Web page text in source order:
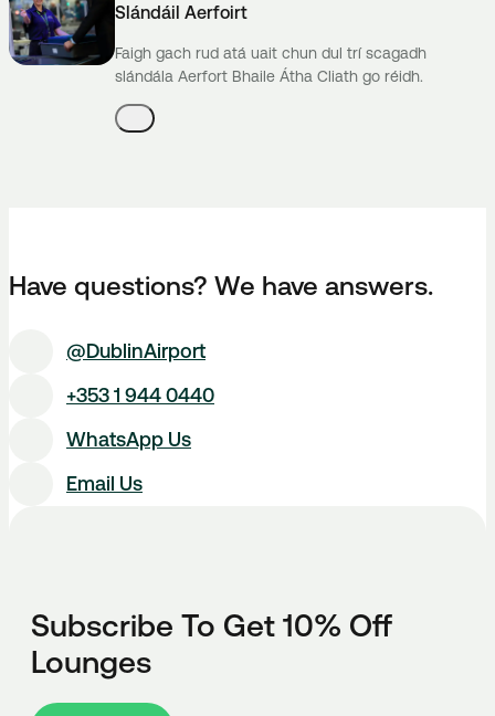
Slándáil Aerfoirt
Faigh gach rud atá uait chun dul trí scagadh
slándála Aerfort Bhaile Átha Cliath go réidh.
Have questions? We have answers.
@DublinAirport
+353 1 944 0440
WhatsApp Us
Email Us
Subscribe To Get 10% Off
Lounges